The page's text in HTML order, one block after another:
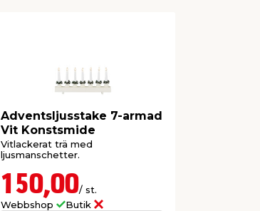
Adventsljusstake 7-armad
Vit Konstsmide
Vitlackerat trä med
ljusmanschetter.
150,00/ st.
Webbshop
Butik